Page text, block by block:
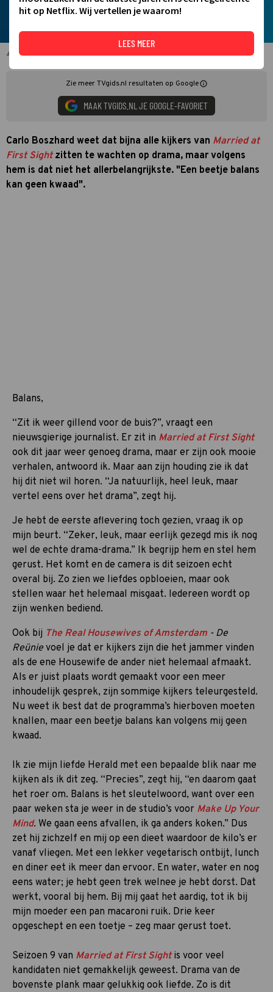
Carlo Boszhard voor Televizier
Zie meer TVgids.nl resultaten op Google
MAAK TVGIDS.NL JE GOOGLE-FAVORIET
Carlo Boszhard weet dat bijna alle kijkers van Married at
First Sightzitten te wachten op drama, maar volgens
hem is dat niet het allerbelangrijkste. "Een beetje balans
kan geen kwaad".
Balans,
“Zit ik weer gillend voor de buis?”, vraagt een
nieuwsgierige journalist. Er zit in Married at First Sight
ook dit jaar weer genoeg drama, maar er zijn ook mooie
verhalen, antwoord ik. Maar aan zijn houding zie ik dat
hij dit niet wil horen. “Ja natuurlijk, heel leuk, maar
vertel eens over het drama”, zegt hij.
Je hebt de eerste aflevering toch gezien, vraag ik op
mijn beurt. “Zeker, leuk, maar eerlijk gezegd mis ik nog
wel de echte drama-drama.” Ik begrijp hem en stel hem
gerust. Het komt en de camera is dit seizoen echt
overal bij. Zo zien we liefdes opbloeien, maar ook
stellen waar het helemaal misgaat. Iedereen wordt op
zijn wenken bediend.
Ook bij The Real Housewives of Amsterdam - De
Reünie voel je dat er kijkers zijn die het jammer vinden
als de ene Housewife de ander niet helemaal afmaakt.
Als er juist plaats wordt gemaakt voor een meer
inhoudelijk gesprek, zijn sommige kijkers teleurgesteld.
Nu weet ik best dat de programma’s hierboven moeten
knallen, maar een beetje balans kan volgens mij geen
kwaad.
Ik zie mijn liefde Herald met een bepaalde blik naar me
kijken als ik dit zeg. “Precies”, zegt hij, “en daarom gaat
het roer om. Balans is het sleutelwoord, want over een
paar weken sta je weer in de studio’s voor Make Up Your
Mind. We gaan eens afvallen, ik ga anders koken.” Dus
zet hij zichzelf en mij op een dieet waardoor de kilo’s er
vanaf vliegen. Met een lekker vegetarisch ontbijt, lunch
en diner eet ik meer dan ervoor. En water, water en nog
eens water; je hebt geen trek welnee je hebt dorst. Dat
werkt, vooral bij hem. Bij mij gaat het aardig, tot ik bij
mijn moeder een pan macaroni ruik. Drie keer
opgeschept en een toetje – zeg maar gerust toet.
Seizoen 9 van Married at First Sightis voor veel
kandidaten niet gemakkelijk geweest. Drama van de
bovenste plank maar gelukkig ook liefde. Zo is dit
hit op Netflix. Wij vertellen je waarom!
LEES MEER